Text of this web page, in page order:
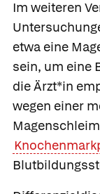
Im weiteren
etwa eine
sein, um eine
die Ärzt*in
wegen einer